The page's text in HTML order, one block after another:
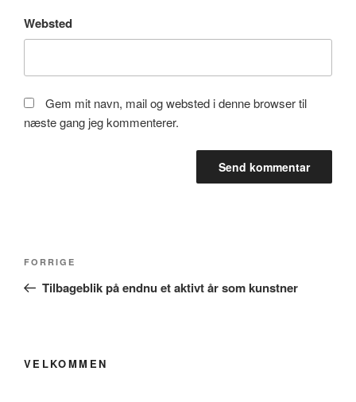
Websted
Gem mit navn, mail og websted i denne browser til
næste gang jeg kommenterer.
Forrige
indlæg
FORRIGE
Tilbageblik på endnu et aktivt år som kunstner
VELKOMMEN